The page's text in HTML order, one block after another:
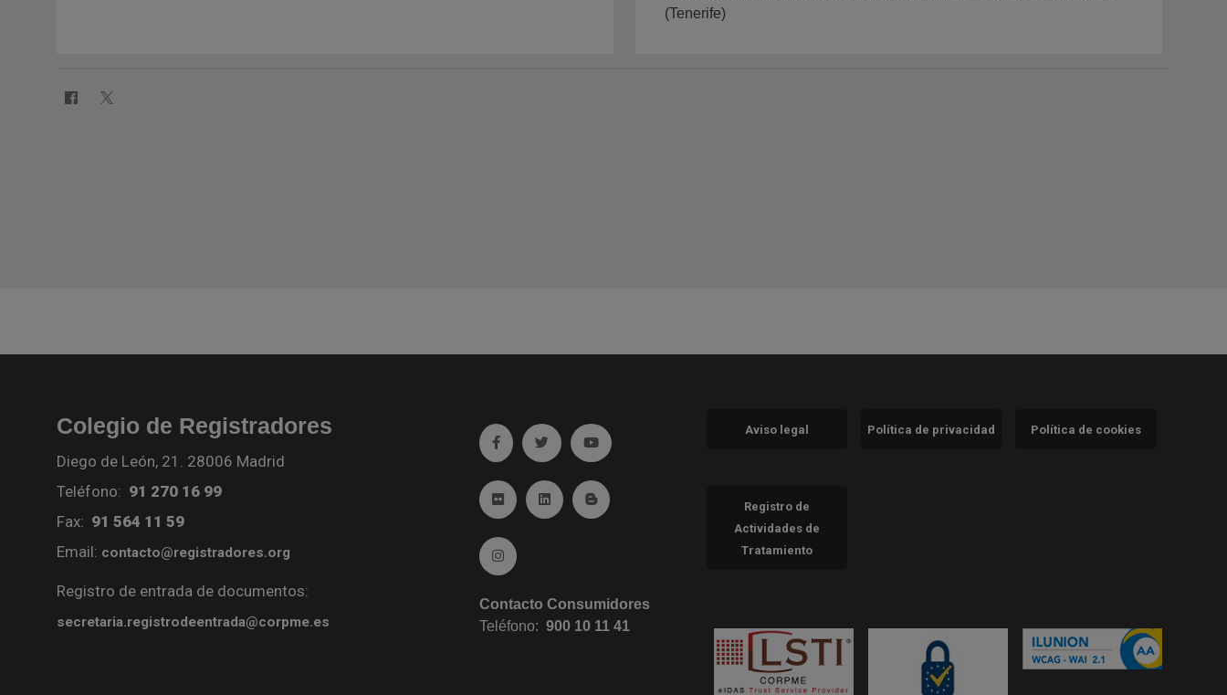
(Tenerife)
Colegio de Registradores
Diego de León, 21. 28006 Madrid
Teléfono: 91 270 16 99
Fax: 91 564 11 59
Email: contacto@registradores.org
Registro de entrada de documentos:
secretaria.registrodeentrada@corpme.es
Ir a facebook (abre en ventana nueva)
Ir a twitter (abre en ventana nueva)
Ir a YouTube (abre en ventana nueva)
Ir a Flickr (abre en ventana nueva)
Ir a Linkedin (abre en ventana nueva)
Ir al Blog (abre en ventana nueva)
Ir a Instagram (abre en ventana nueva)
Contacto Consumidores
Teléfono:900 10 11 41
Aviso legal Política de privacidad Política de cookies
Registro de
Actividades de
Tratamiento